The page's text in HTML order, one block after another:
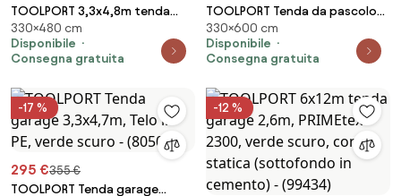
TOOLPORT 3,3x4,8m tenda
garage, PVC 800, verde scuro,
con statica (sottofondo in
cemento) - (68315)
330×480 cm
Disponibile
Consegna gratuita
TOOLPORT Tenda da pascolo
3,3x6m, verde scuro, Telo in
PRIMEtex-PVC, fissaggio per
terreno - (99541)
330×600 cm
Disponibile
Consegna gratuita
-17 %
295 €355 €
TOOLPORT Tenda garage
-12 %